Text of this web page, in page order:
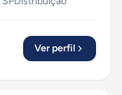
Ver perfil